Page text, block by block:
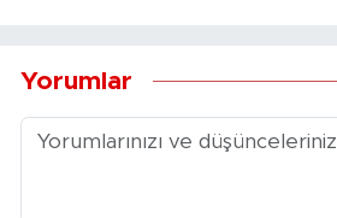
Yorumlar